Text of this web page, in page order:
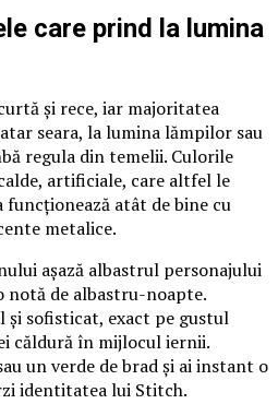
care prind la lumina
și rece, iar majoritatea
seara, la lumina lămpilor sau
regula din temelii. Culorile
artificiale, care altfel le
funcționează atât de bine cu
metalice.
așază albastrul personajului
notă de albastru-noapte.
și sofisticat, exact pe gustul
căldură în mijlocul iernii.
un verde de brad și ai instant o
identitatea lui Stitch.